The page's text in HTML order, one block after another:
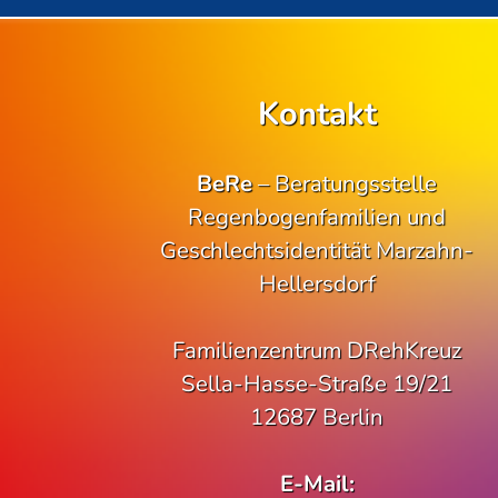
Kontakt
BeRe– Beratungsstelle
Regenbogenfamilien und
Geschlechtsidentität Marzahn-
Hellersdorf
Familienzentrum DRehKreuz
Sella-Hasse-Straße 19/21
12687 Berlin
E-Mail: